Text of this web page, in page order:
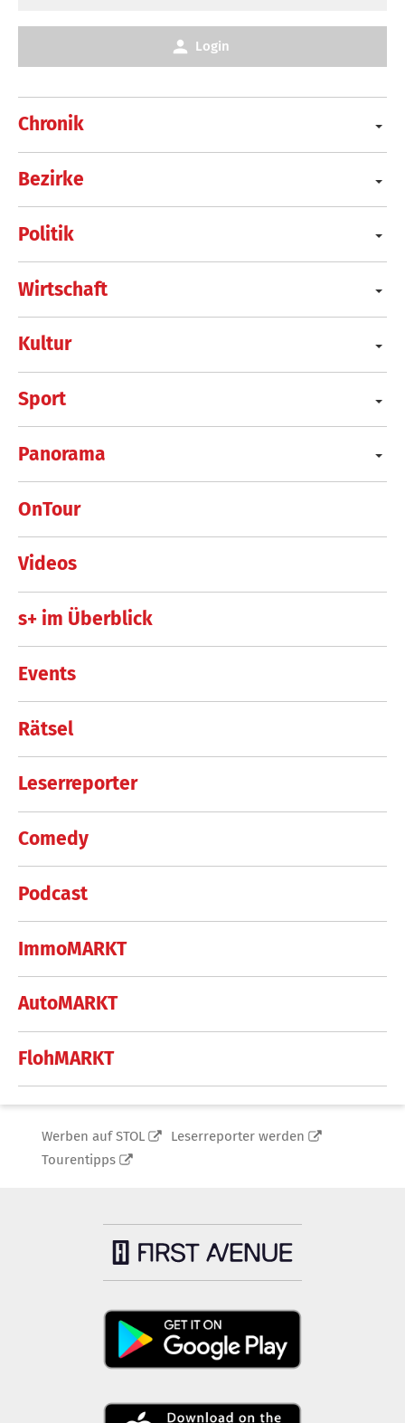
Chronik
Bezirke
Politik
Wirtschaft
Kultur
Sport
Panorama
OnTour
Videos
s+ im Überblick
Events
Rätsel
Leserreporter
Comedy
Podcast
ImmoMARKT
AutoMARKT
FlohMARKT
Login
Werben auf STOL
Leserreporter werden
Tourentipps